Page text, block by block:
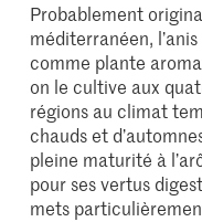
Probablement
méditerranéen,
comme plante
on le cultive aux
régions au climat
chauds et
pleine maturité à
pour ses vertus
mets